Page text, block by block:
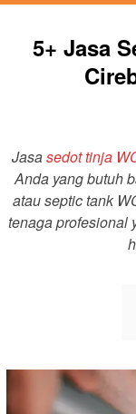
5+ Jasa
Jasasedot tinja
Anda yang butuh
atau septic tank
tenaga profesional